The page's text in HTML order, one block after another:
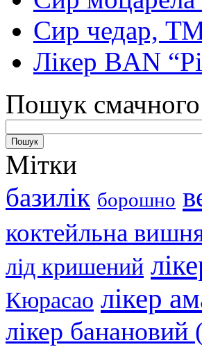
Сир чедар, ТМ
Лікер BAN
Пошук смачного
Мітки
базилік борошно
коктейльна
лід кришений
Кюрасао лікер
лікер банановий